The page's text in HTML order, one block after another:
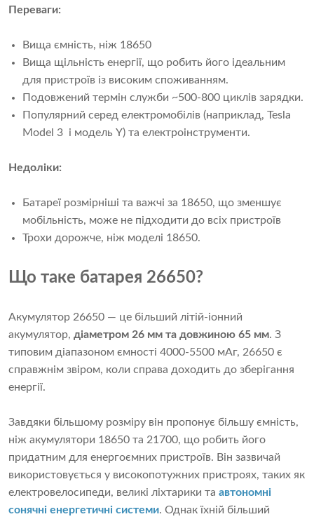
Переваги:
Вища ємність, ніж 18650
Вища щільність енергії, що робить його ідеальним
для пристроїв із високим споживанням.
Подовжений термін служби ~500-800 циклів зарядки.
Популярний серед електромобілів (наприклад, Tesla
Model 3 і модель Y) та електроінструменти.
Недоліки:
Батареї розмірніші та важчі за 18650, що зменшує
мобільність, може не підходити до всіх пристроїв
Трохи дорожче, ніж моделі 18650.
Що таке батарея 26650?
Акумулятор 26650 — це більший літій-іонний
акумулятор, діаметром 26 мм та довжиною 65 мм. З
типовим діапазоном ємності 4000-5500 мАг, 26650 є
справжнім звіром, коли справа доходить до зберігання
енергії.
Завдяки більшому розміру він пропонує більшу ємність,
ніж акумулятори 18650 та 21700, що робить його
придатним для енергоємних пристроїв. Він зазвичай
використовується у високопотужних пристроях, таких як
електровелосипеди, великі ліхтарики та автономні
сонячні енергетичні системи. Однак їхній більший